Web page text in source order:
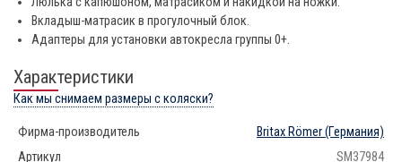
Вкладыш-матрасик в прогулочный блок.
Адаптеры для установки автокресла группы 0+.
Характеристики
Как мы снимаем размеры с коляски?
Фирма-производитель Britax Römer(Германия)
Артикул
SM37984